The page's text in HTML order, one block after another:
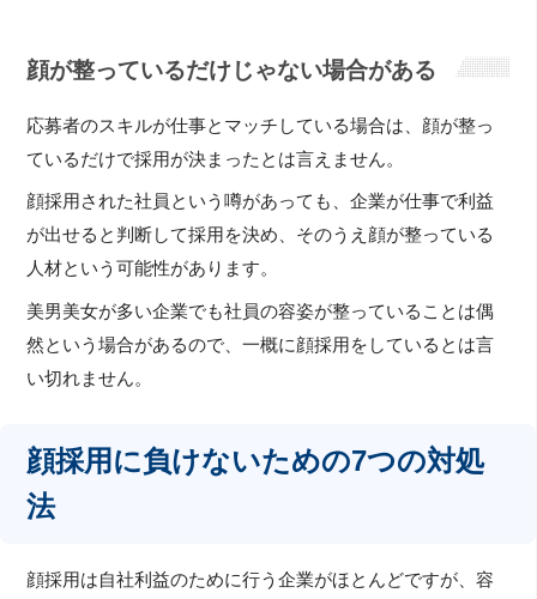
顔が整っているだけじゃない場合がある
応募者のスキルが仕事とマッチしている場合は、顔が整っ
ているだけで採用が決まったとは言えません。
顔採用された社員という噂があっても、企業が仕事で利益
が出せると判断して採用を決め、そのうえ顔が整っている
人材という可能性があります。
美男美女が多い企業でも社員の容姿が整っていることは偶
然という場合があるので、一概に顔採用をしているとは言
い切れません。
顔採用に負けないための7つの対処
法
顔採用は自社利益のために行う企業がほとんどですが、容